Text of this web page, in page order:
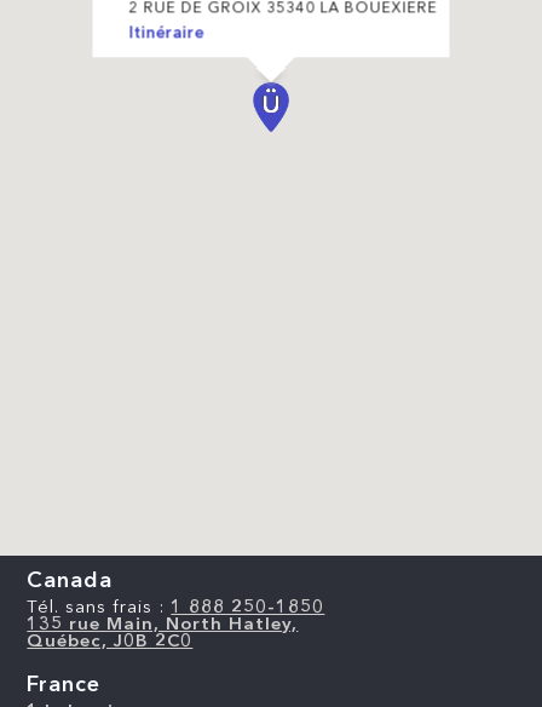
2 RUE DE GROIX 35340 LA BOUEXIERE
Itinéraire
Canada
Tél. sans frais : 1 888 250-1850
135 rue Main, North Hatley,
Québec, J0B 2C0
France